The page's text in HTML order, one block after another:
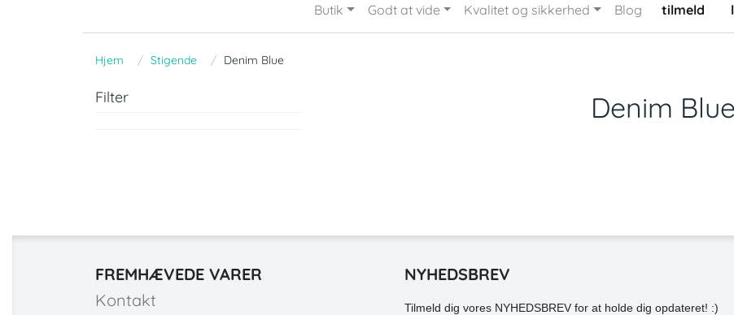
Butik Godt at vide Kvalitet og sikkerhed Blog tilmeld
Hjem Stigende Denim Blue
Filter Denim Blue
FREMHÆVEDE VARER
Kontakt
NYHEDSBREV
Tilmeld dig vores NYHEDSBREV for at holde dig opdateret! :)